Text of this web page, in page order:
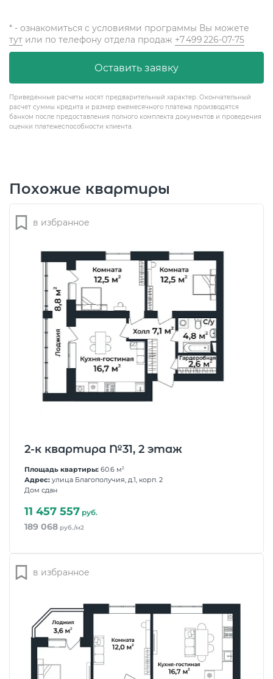
* - ознакомиться с условиями программы Вы можете
тут или по телефону отдела продаж +7 499 226-07-75
Оставить заявку
Приведенные расчеты носят предварительный характер. Окончательный
расчет суммы кредита и размер ежемесячного платежа производятся
банком после предоставления полного комплекта документов и проведения
оценки платежеспособности клиента.
Похожие квартиры
в избранное
2-к квартира №31, 2 этаж
Площадь квартиры: 60.6 м2
Адрес: улица Благополучия, д.1, корп. 2
Дом сдан
11 457 557 руб.
189 068 руб./м2
в избранное